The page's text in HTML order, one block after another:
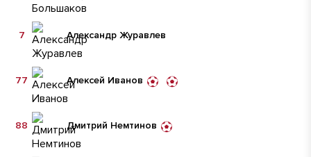
Александр Журавлев
7
Алексей Иванов
77
Дмитрий Немтинов
88